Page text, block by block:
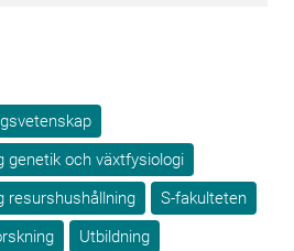
genetik och växtfysiologi
resurshushållning
S-fakulteten
Utbildning